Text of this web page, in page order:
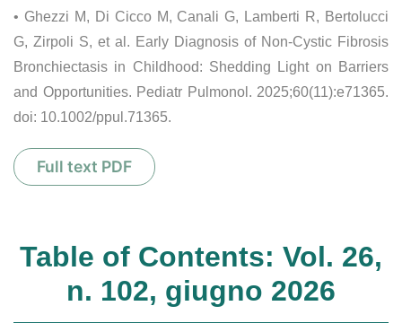
• Ghezzi M, Di Cicco M, Canali G, Lamberti R, Bertolucci
G, Zirpoli S, et al. Early Diagnosis of Non-Cystic Fibrosis
Bronchiectasis in Childhood: Shedding Light on Barriers
and Opportunities. Pediatr Pulmonol. 2025;60(11):e71365.
doi: 10.1002/ppul.71365.
Full text PDF
Table of Contents: Vol. 26,
n. 102, giugno 2026